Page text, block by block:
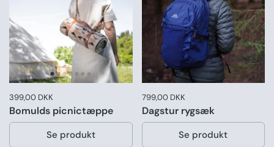
Pris:
399,00 DKK
Bomulds picnictæppe
Se produkt
Pris:
799,00 DKK
Dagstur rygsæk
Se produkt